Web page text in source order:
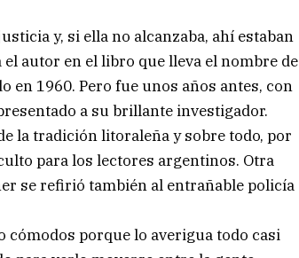
y, si ella no alcanzaba, ahí estaban
autor en el libro que lleva el nombre de
en 1960. Pero fue unos años antes, con
a su brillante investigador.
la tradición litoraleña y sobre todo, por
para los lectores argentinos. Otra
se refirió también al entrañable policía
cómodos porque lo averigua todo casi